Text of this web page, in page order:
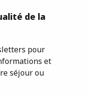
de la
pour
et
séjour ou